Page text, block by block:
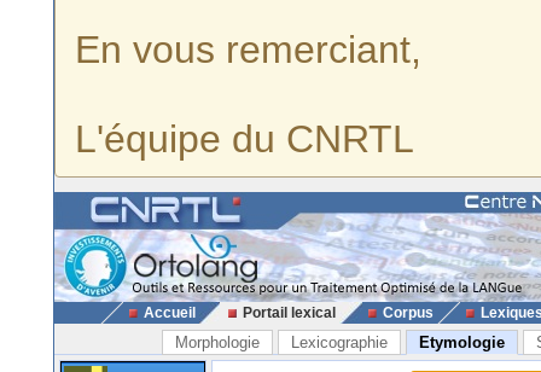
En vous remerciant,
L'équipe du CNRTL
Accueil Portail lexical Corpus
Morphologie Lexicographie Etymologie